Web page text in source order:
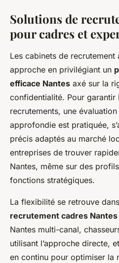
Solutions de
pour cadres et
Les cabinets de recrutement
approche en privilégiant un
efficace Nantes axé sur la
confidentialité. Pour garantir
recrutements, une
approfondie est pratiquée,
précis adaptés au marché
entreprises de trouver
Nantes, même sur des
fonctions stratégiques.
La flexibilité se retrouve
recrutement cadres Nantes
Nantes multi-canal,
utilisant l’approche directe,
en continu pour optimiser la